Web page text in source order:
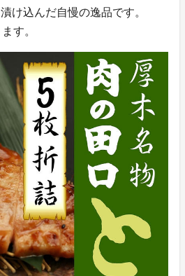
け込んだ自慢の逸品です。
す。